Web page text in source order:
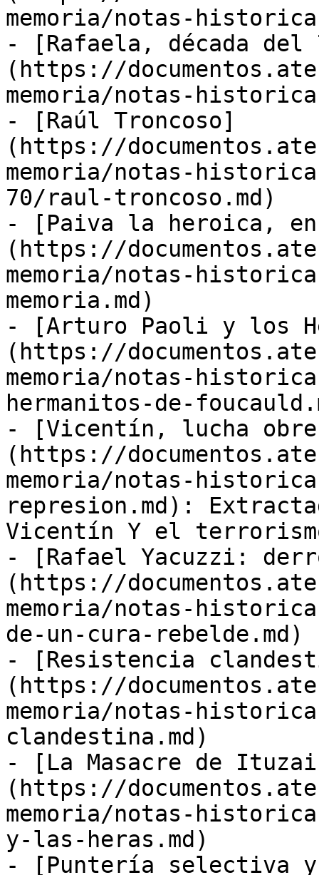
memoria/notas-
- [Rafaela, década del
(https://
memoria/notas-
- [Raúl Troncoso]
(https://
memoria/notas-
70/raul-troncoso.md)
- [Paiva la heroica, en
(https://
memoria/notas-
memoria.md)
- [Arturo Paoli y los
(https://
memoria/notas-
hermanitos-de-
- [Vicentín, lucha
(https://
memoria/notas-
represion.md):
Vicentín Y el
- [Rafael Yacuzzi:
(https://
memoria/notas-
de-un-cura-rebelde.md)
- [Resistencia
(https://
memoria/notas-
clandestina.md)
- [La Masacre de
(https://
memoria/notas-
y-las-heras.md)
- [Puntería selectiva y